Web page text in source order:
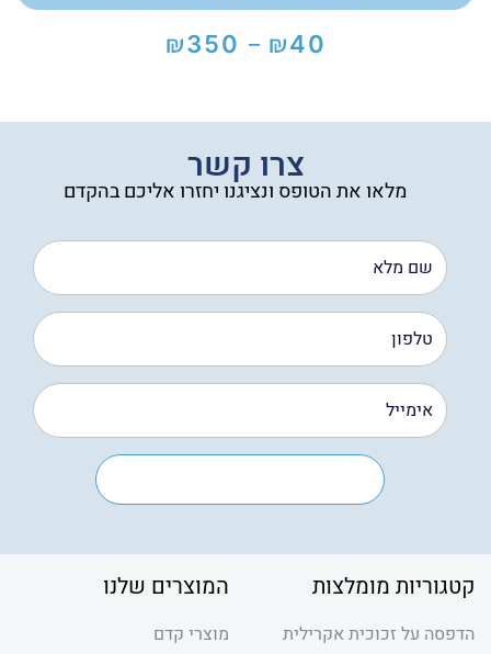
₪40
–
₪350
טווח
עד
צרו קשר
מלאו את הטופס ונציגנו יחזרו אליכם בהקדם
קטגוריות מומלצות
הדפסה על זכוכית אקרילית
המוצרים שלנו
מוצרי קדם